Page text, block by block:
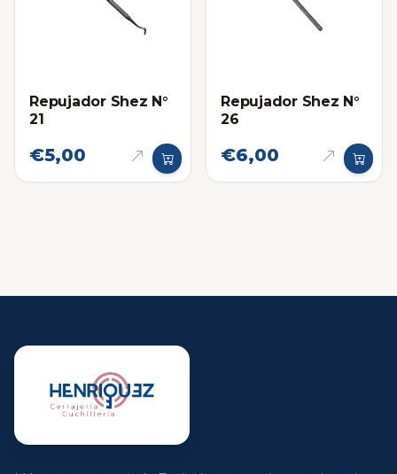
Repujador Shez N°
21
€5,00
Repujador Shez N°
26
€6,00